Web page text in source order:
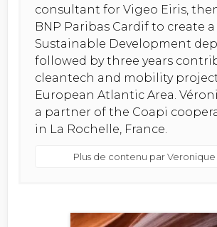
consultant for Vigeo Eiris,
BNP Paribas Cardif to create a
Sustainable Development
followed by three years
cleantech and mobility
European Atlantic Area.
a partner of the Coapi
in La Rochelle, France.
Plus de contenu par